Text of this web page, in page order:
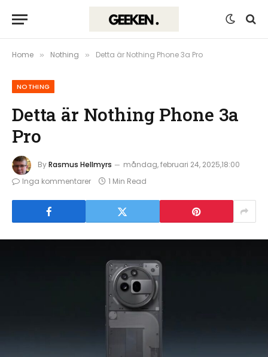
Home » Nothing » Detta är Nothing Phone 3a Pro
NOTHING
Detta är Nothing Phone 3a
Pro
ByRasmus Hellmyrs
måndag, februari 24, 2025,18:00
Inga kommentarer
1 Min Read